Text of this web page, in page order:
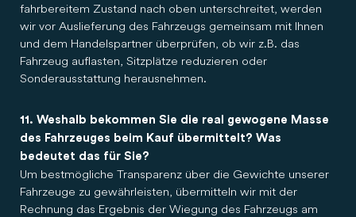
fahrbereitem Zustand nach oben unterschreitet, werden
wir vor Auslieferung des Fahrzeugs gemeinsam mit Ihnen
und dem Handelspartner überprüfen, ob wir z.B. das
Fahrzeug auflasten, Sitzplätze reduzieren oder
Sonderausstattung herausnehmen.
11. Weshalb bekommen Sie die real gewogene Masse
des Fahrzeuges beim Kauf übermittelt? Was
bedeutet das für Sie?
Um bestmögliche Transparenz über die Gewichte unserer
Fahrzeuge zu gewährleisten, übermitteln wir mit der
Rechnung das Ergebnis der Wiegung des Fahrzeugs am